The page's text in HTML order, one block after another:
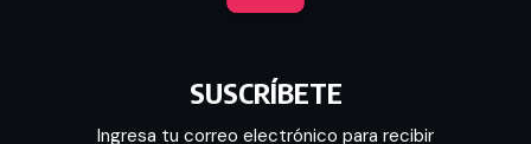
SUSCRÍBETE
Ingresa tu correo electrónico para recibir